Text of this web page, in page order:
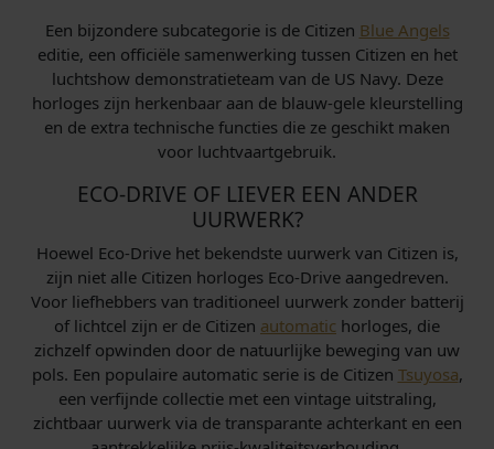
Een bijzondere subcategorie is de Citizen Blue Angels
editie, een officiële samenwerking tussen Citizen en het
luchtshow demonstratieteam van de US Navy. Deze
horloges zijn herkenbaar aan de blauw-gele kleurstelling
en de extra technische functies die ze geschikt maken
voor luchtvaartgebruik.
ECO-DRIVE OF LIEVER EEN ANDER
UURWERK?
Hoewel Eco-Drive het bekendste uurwerk van Citizen is,
zijn niet alle Citizen horloges Eco-Drive aangedreven.
Voor liefhebbers van traditioneel uurwerk zonder batterij
of lichtcel zijn er de Citizen automatic horloges, die
zichzelf opwinden door de natuurlijke beweging van uw
pols. Een populaire automatic serie is de Citizen Tsuyosa,
een verfijnde collectie met een vintage uitstraling,
zichtbaar uurwerk via de transparante achterkant en een